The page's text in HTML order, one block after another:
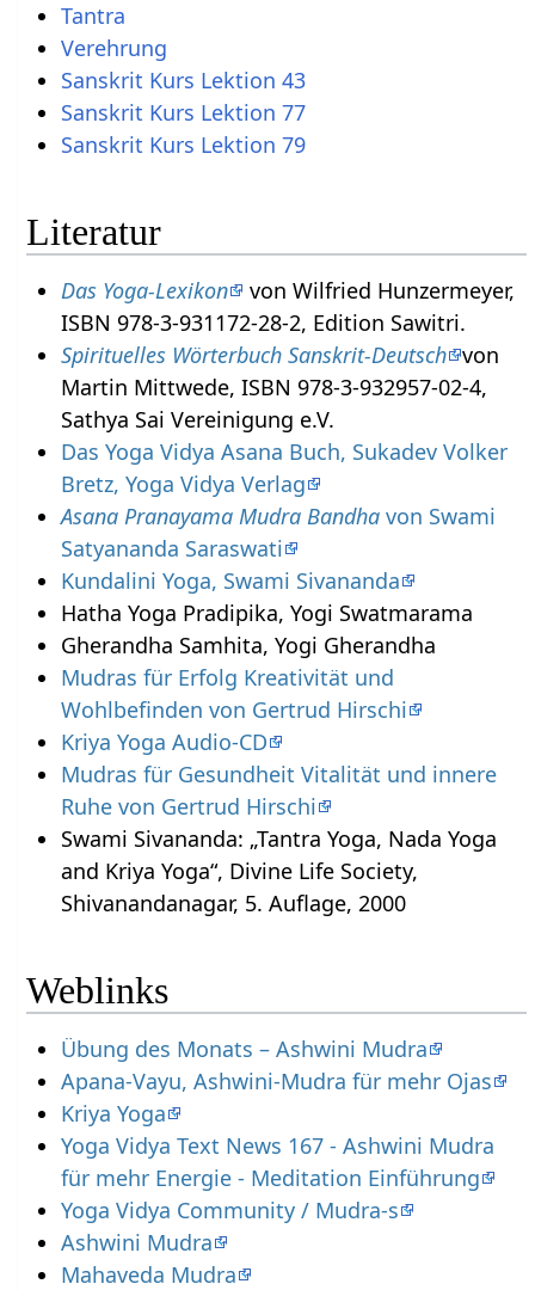
Tantra
Verehrung
Sanskrit Kurs Lektion 43
Sanskrit Kurs Lektion 77
Sanskrit Kurs Lektion 79
Literatur
Das Yoga-Lexikon
von Wilfried Hunzermeyer,
ISBN 978-3-931172-28-2, Edition Sawitri.
Spirituelles Wörterbuch Sanskrit-Deutsch von
Martin Mittwede, ISBN 978-3-932957-02-4,
Sathya Sai Vereinigung e.V.
Das Yoga Vidya Asana Buch, Sukadev Volker
Bretz, Yoga Vidya Verlag
Asana Pranayama Mudra Bandhavon Swami
Satyananda Saraswati
Kundalini Yoga, Swami Sivananda
Hatha Yoga Pradipika, Yogi Swatmarama
Gherandha Samhita, Yogi Gherandha
Mudras für Erfolg Kreativität und
Wohlbefinden von Gertrud Hirschi
Kriya Yoga Audio-CD
Mudras für Gesundheit Vitalität und innere
Ruhe von Gertrud Hirschi
Swami Sivananda: „Tantra Yoga, Nada Yoga
and Kriya Yoga“, Divine Life Society,
Shivanandanagar, 5. Auflage, 2000
Weblinks
Übung des Monats – Ashwini Mudra
Apana-Vayu, Ashwini-Mudra für mehr Ojas
Kriya Yoga
Yoga Vidya Text News 167 - Ashwini Mudra
für mehr Energie - Meditation Einführung
Yoga Vidya Community / Mudra-s
Ashwini Mudra
Mahaveda Mudra